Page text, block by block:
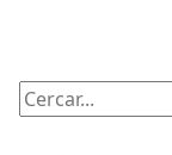
Cercar: